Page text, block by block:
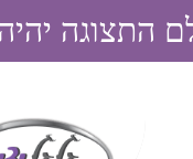
יהיה פתוח